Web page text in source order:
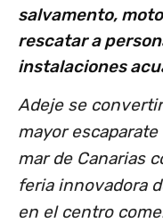
salvamento,
rescatar a
instalaciones
Adeje se
mayor
mar de Canarias
feria innovadora
en el centro